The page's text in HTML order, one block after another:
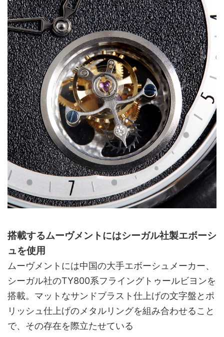
搭載するムーヴメントにはシーガル社製エボーシ
ュを使用
ムーヴメントには中国の大手エボーシュメーカー、
シーガル社のTY800系フライングトゥールビヨンを
搭載。マットなサンドブラスト仕上げの文字盤とポ
リッシュ仕上げのメタルリングを組み合わせること
で、その存在を際立たせている